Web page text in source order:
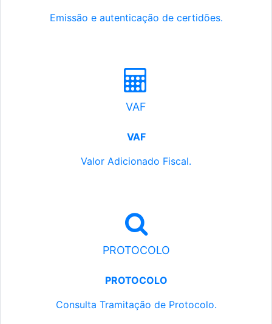
Emissão e autenticação de certidões.
VAF
VAF
Valor Adicionado Fiscal.
PROTOCOLO
PROTOCOLO
Consulta Tramitação de Protocolo.